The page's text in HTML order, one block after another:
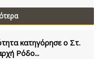
κατηγόρησε ο Στ.
Ρόδο...